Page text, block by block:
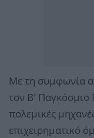
Με τη συμφωνία
τον Β' Παγκόσμιο
πολεμικές
επιχειρηματικό